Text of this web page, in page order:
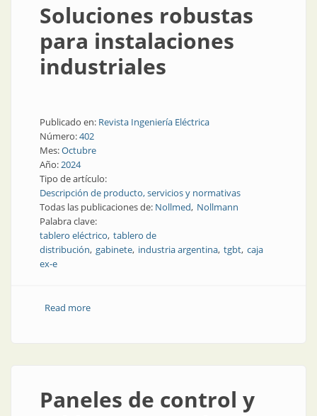
Soluciones robustas
para instalaciones
industriales
Publicado en: Revista Ingeniería Eléctrica
Número:402
Mes:Octubre
Año:2024
Tipo de artículo:
Descripción de producto, servicios y normativas
Todas las publicaciones de: Nollmed Nollmann
Palabra clave:
tablero eléctrico tablero de
distribución gabinete industria argentina tgbt caja
ex-e
Read moreabout Soluciones robustas para instalaciones
Paneles de control y